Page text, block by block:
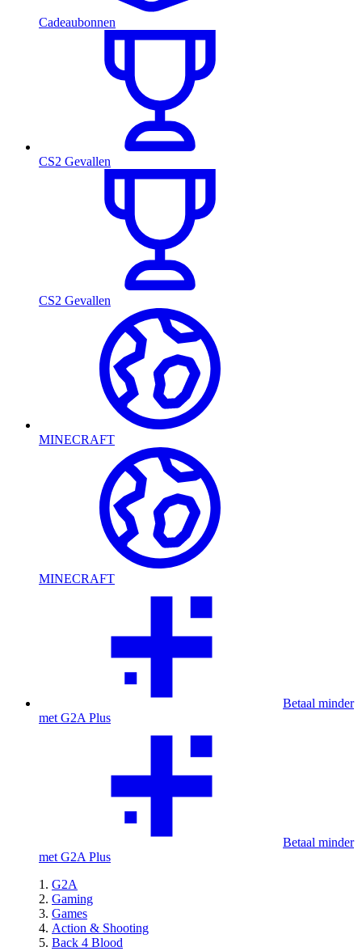
Cadeaubonnen
CS2 Gevallen
CS2 Gevallen
MINECRAFT
MINECRAFT
Betaal minder
met G2A Plus
Betaal minder
met G2A Plus
G2A
Gaming
Games
Action & Shooting
Back 4 Blood